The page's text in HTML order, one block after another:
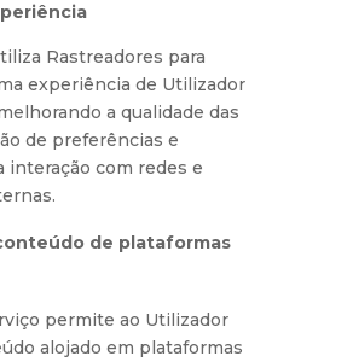
Rastreadores para
experiência de Utilizador
a qualidade das
de preferências e
interação com redes e
de plataformas
permite ao Utilizador
alojado em plataformas